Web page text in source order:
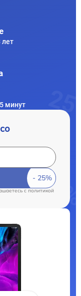
лет
минут
cполитикой